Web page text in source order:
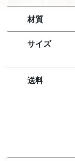
材質
サイズ
送料